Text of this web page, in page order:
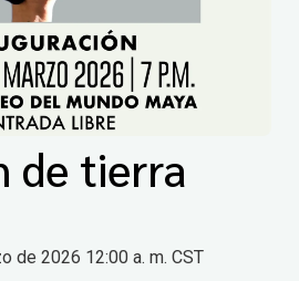
de tierra
de 2026 12:00 a. m. CST